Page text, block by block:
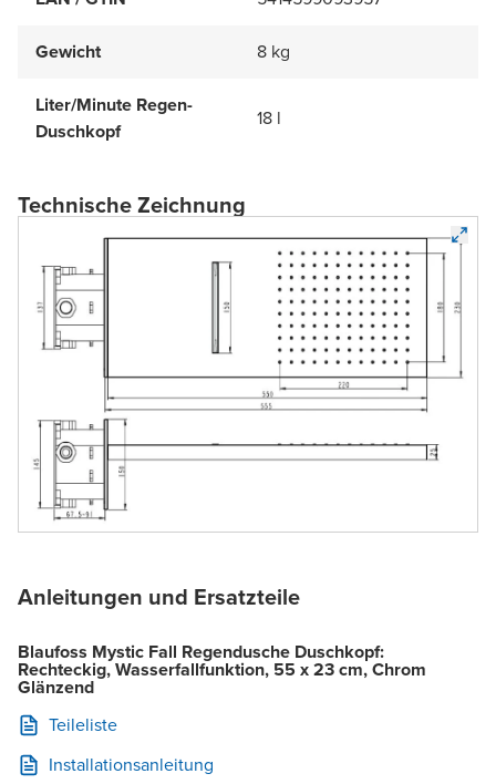
Gewicht 8 kg
Liter/Minute Regen-
Duschkopf
18 l
Technische Zeichnung
Anleitungen und Ersatzteile
Blaufoss Mystic Fall Regendusche Duschkopf:
Rechteckig, Wasserfallfunktion, 55 x 23 cm, Chrom
Glänzend
Teileliste
Installationsanleitung